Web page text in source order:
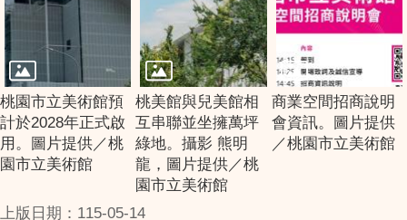
桃園市立美術館預
計於2028年正式啟
用。圖片提供／桃
園市立美術館
桃美館與兒美館相
互串聯並坐擁萬坪
綠地。攝影 熊明
龍，圖片提供／桃
園市立美術館
商業空間招商說明
會資訊。圖片提供
／桃園市立美術館
上版日期：115-05-14